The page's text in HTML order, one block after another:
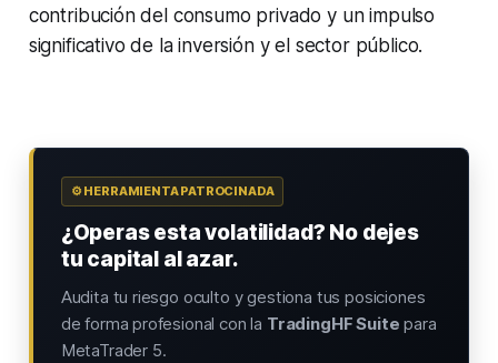
contribución del consumo privado y un impulso
significativo de la inversión y el sector público.
⚙️ HERRAMIENTA PATROCINADA
¿Operas esta volatilidad? No dejes
tu capital al azar.
Audita tu riesgo oculto y gestiona tus posiciones
de forma profesional con la TradingHF Suite para
MetaTrader 5.